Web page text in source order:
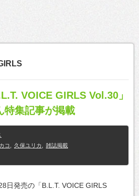
VOICE GIRLS Vol.30」
特集記事が掲載
コ 久保ユリカ
雑誌掲載
日発売の「B.L.T. VOICE GIRLS